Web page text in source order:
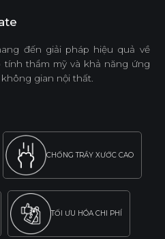
đến giải pháp hiệu quả về
tính thẩm mỹ và khả năng ứng
gian nội thất.
CHỐNG TRẦY XƯỚC CAO
TỐI ƯU HÓA CHI PHÍ